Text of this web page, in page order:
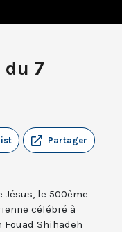
7
Partager
Jésus, le 500ème
célébré à
Shihadeh